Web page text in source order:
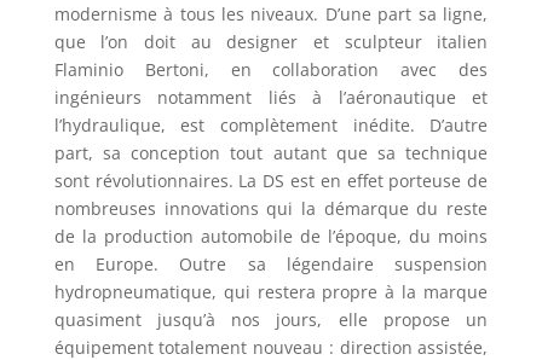
modernisme à tous les niveaux. D’une part sa ligne,
que l’on doit au designer et sculpteur italien
Flaminio Bertoni, en collaboration avec des
ingénieurs notamment liés à l’aéronautique et
l’hydraulique, est complètement inédite. D’autre
part, sa conception tout autant que sa technique
sont révolutionnaires. La DS est en effet porteuse de
nombreuses innovations qui la démarque du reste
de la production automobile de l’époque, du moins
en Europe. Outre sa légendaire suspension
hydropneumatique, qui restera propre à la marque
quasiment jusqu’à nos jours, elle propose un
équipement totalement nouveau : direction assistée,